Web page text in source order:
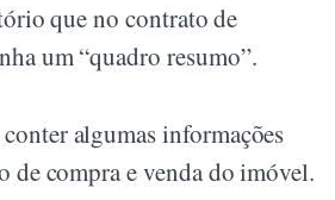
que no contrato de
um “quadro resumo”.
algumas informações
de compra e venda do imóvel.